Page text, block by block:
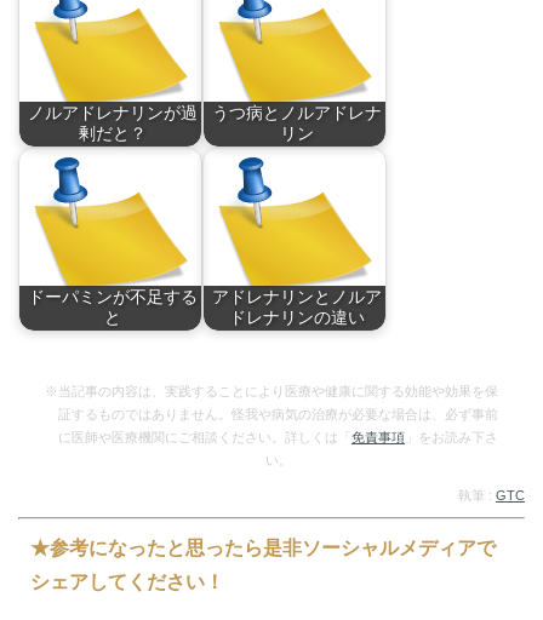
は、…
ミ…
ノルアドレナリンが過
剰だと？
「あの人は怒りっぽ
い…
うつ病とノルアドレナ
リン
うつ病の発症原因の
一…
ドーパミンが不足する
と
アドレナリンとノルア
ドレナリンの違い
※当記事の内容は、実践することにより医療や健康に関する効能や効果を保
証するものではありません。怪我や病気の治療が必要な場合は、必ず事前
に医師や医療機関にご相談ください。詳しくは「 免責事項 」をお読み下さ
い。
執筆 : GTC
★参考になったと思ったら是非ソーシャルメディアで
シェアしてください！